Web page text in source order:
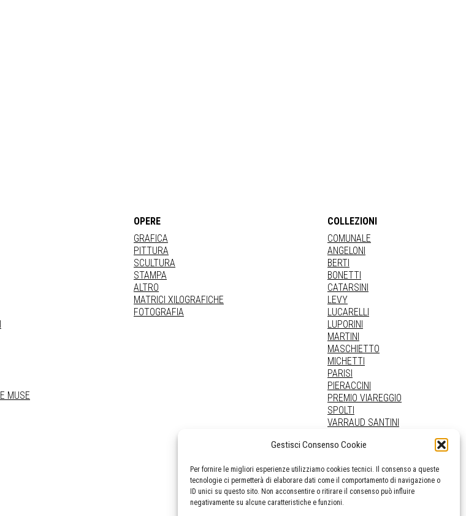
Gestisci Consenso Cookie
Per fornire le migliori esperienze utilizziamo cookies tecnici. Il consenso a queste
tecnologie ci permetterà di elaborare dati come il comportamento di navigazione o
ID unici su questo sito. Non acconsentire o ritirare il consenso può influire
negativamente su alcune caratteristiche e funzioni.
MUSE
OPERE
GRAFICA
PITTURA
SCULTURA
STAMPA
ALTRO
MATRICI XILOGRAFICHE
FOTOGRAFIA
COLLEZIONI
COMUNALE
ANGELONI
BERTI
BONETTI
CATARSINI
LEVY
LUCARELLI
LUPORINI
MARTINI
MASCHIETTO
MICHETTI
PARISI
PIERACCINI
PREMIO VIAREGGIO
SPOLTI
VARRAUD SANTINI